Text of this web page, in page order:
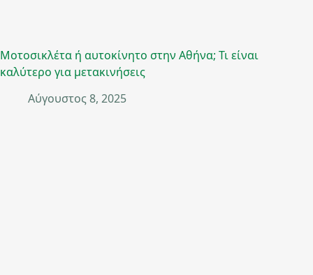
Μοτοσικλέτα ή αυτοκίνητο στην Αθήνα; Τι είναι
καλύτερο για μετακινήσεις
Αύγουστος 8, 2025